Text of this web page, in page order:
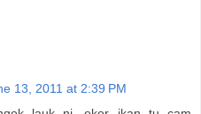
13, 2011 at 2:39 PM